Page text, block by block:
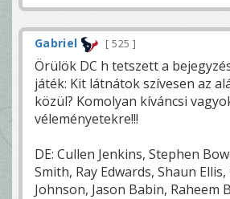
Gabriel 525
Örülök DC h tetszett a
játék: Kit látnátok szívesen az
közül? Komolyan kíváncsi
véleményetekre!!!
DE: Cullen Jenkins, Stephen
Smith, Ray Edwards, Shaun
Johnson, Jason Babin, Raheem